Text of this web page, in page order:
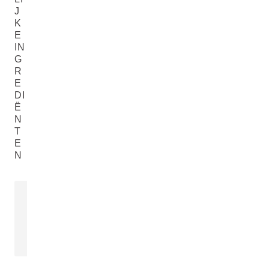
J
K
E
IN
G
R
E
DI
Ë
N
T
E
N